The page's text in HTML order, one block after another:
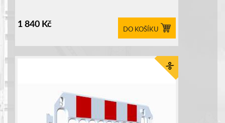
1 840 Kč
DO KOŠÍKU
%